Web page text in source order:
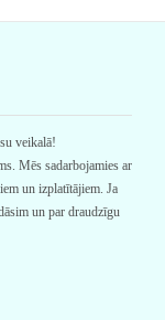
veikalā!
Mēs sadarbojamies ar
un izplatītājiem. Ja
un par draudzīgu